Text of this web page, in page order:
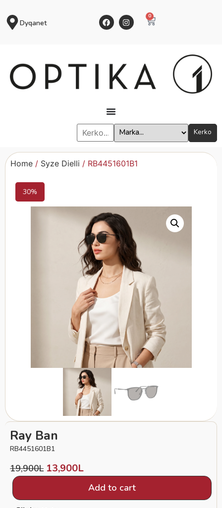
Dyqanet
0
Kerko
Home / Syze Dielli / RB4451601B1
30%
Ray Ban
RB4451601B1
19,900L 13,900L
Add to cart